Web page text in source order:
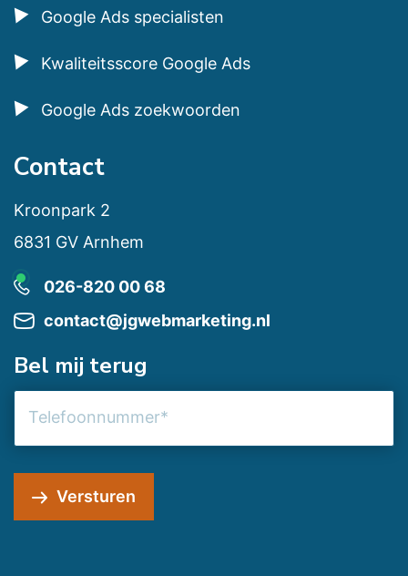
Google Ads specialisten
Kwaliteitsscore Google Ads
Google Ads zoekwoorden
Contact
Kroonpark 2
6831 GV Arnhem
026-820 00 68
contact@jgwebmarketing.nl
Bel mij terug
Versturen